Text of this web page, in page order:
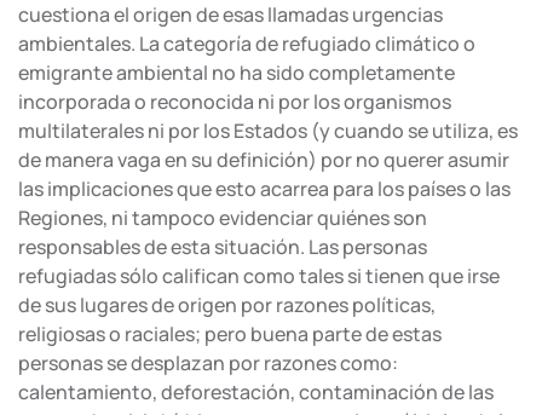
cuestiona el origen de esas llamadas urgencias
ambientales. La categoría de refugiado climático o
emigrante ambiental no ha sido completamente
incorporada o reconocida ni por los organismos
multilaterales ni por los Estados (y cuando se utiliza, es
de manera vaga en su definición) por no querer asumir
las implicaciones que esto acarrea para los países o las
Regiones, ni tampoco evidenciar quiénes son
responsables de esta situación. Las personas
refugiadas sólo califican como tales si tienen que irse
de sus lugares de origen por razones políticas,
religiosas o raciales; pero buena parte de estas
personas se desplazan por razones como:
calentamiento, deforestación, contaminación de las